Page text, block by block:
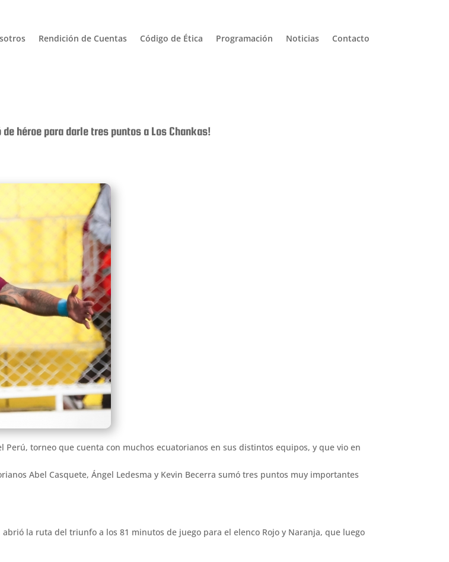
Rendición de Cuentas Código de Ética Programación Noticias Contacto
héroe para darle tres puntos a Los Chankas!
torneo que cuenta con muchos ecuatorianos en sus distintos equipos, y que vio en
Abel Casquete, Ángel Ledesma y Kevin Becerra sumó tres puntos muy importantes
la ruta del triunfo a los 81 minutos de juego para el elenco Rojo y Naranja, que luego